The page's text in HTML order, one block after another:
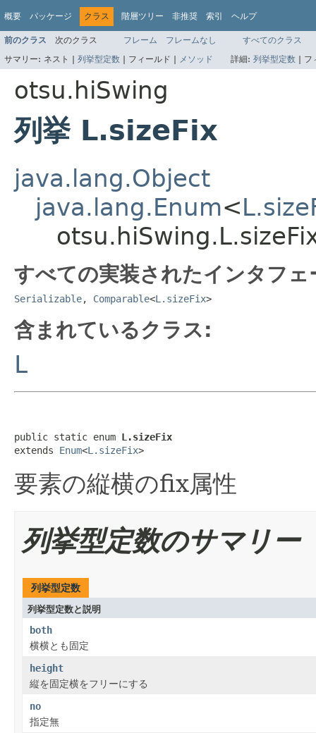
概要 パッケージ クラス 階層ツリー 非推奨 索引 ヘルプ
前のクラス 次のクラス フレーム フレームなし
すべてのクラス
サマリー: ネスト | 列挙型定数 | フィールド | メソッド 詳細: 列挙型定数 | フ
otsu.hiSwing
列挙 L.sizeFix
java.lang.Object
java.lang.Enum<
すべての実装されたインタフ
Serializable, Comparable<L.sizeFix>
含まれているクラス:
L
public static enum L.sizeFix
extends Enum<L.sizeFix>
要素の縦横のfix属性
列挙型定数のサマリー
列挙型定数
列挙型定数と説明
both
横横とも固定
height
縦を固定横をフリーにする
no
指定無